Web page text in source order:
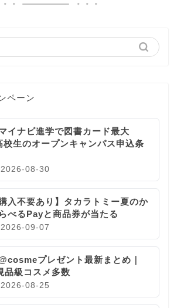
ペーン
イナビ進学で図書カード最大
校生のオープンキャンパス申込条
08-30
入不要あり】タカラトミー夏のか
べるPayと商品券が当たる
09-07
プレゼント最新まとめ｜
品級コスメ多数
08-25